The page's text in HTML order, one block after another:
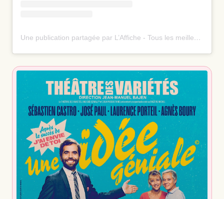
Une publication partagée par L’Affiche - Tous les meilleurs spectacles ⭐️ (@laffiche.co)